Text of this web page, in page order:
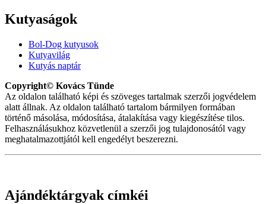
Kutyaságok
Bol-Dog kutyusok
Kutyavilág
Kutyás naptár
Copyright© Kovács Tünde
Az oldalon található képi és szöveges tartalmak szerzői jogvédelem
alatt állnak. Az oldalon található tartalom bármilyen formában
történő másolása, módosítása, átalakítása vagy kiegészítése tilos.
Felhasználásukhoz közvetlenül a szerzői jog tulajdonosától vagy
meghatalmazottjától kell engedélyt beszerezni.
Ajándéktárgyak címkéi